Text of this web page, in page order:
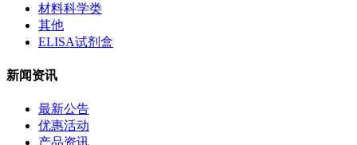
材料科学类
其他
ELISA试剂盒
新闻资讯
最新公告
优惠活动